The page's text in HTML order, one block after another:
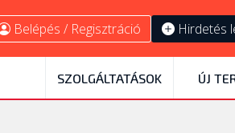
Belépés / Regisztráció Hirdetés
SZOLGÁLTATÁSOK ÚJ